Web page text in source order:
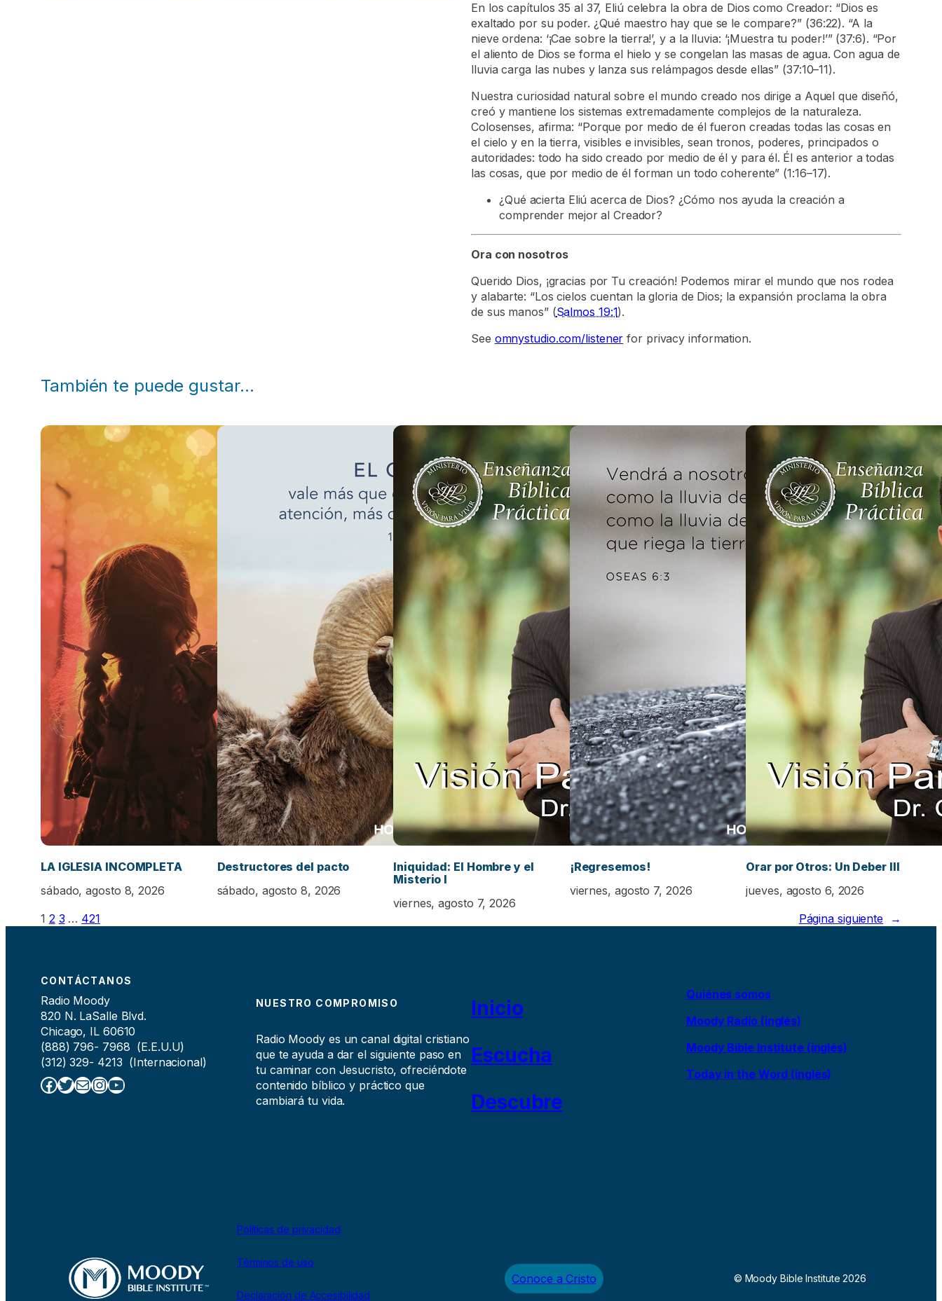
En los capítulos 35 al 37, Eliú celebra la obra de Dios como Creador: “Dios es
exaltado por su poder. ¿Qué maestro hay que se le compare?” (36:22). “A la
nieve ordena: ‘¡Cae sobre la tierra!’, y a la lluvia: ‘¡Muestra tu poder!’” (37:6). “Por
el aliento de Dios se forma el hielo y se congelan las masas de agua. Con agua de
lluvia carga las nubes y lanza sus relámpagos desde ellas” (37:10–11).
Nuestra curiosidad natural sobre el mundo creado nos dirige a Aquel que diseñó,
creó y mantiene los sistemas extremadamente complejos de la naturaleza.
Colosenses, afirma: “Porque por medio de él fueron creadas todas las cosas en
el cielo y en la tierra, visibles e invisibles, sean tronos, poderes, principados o
autoridades: todo ha sido creado por medio de él y para él. Él es anterior a todas
las cosas, que por medio de él forman un todo coherente” (1:16–17).
¿Qué acierta Eliú acerca de Dios? ¿Cómo nos ayuda la creación a
comprender mejor al Creador?
Ora con nosotros
Querido Dios, ¡gracias por Tu creación! Podemos mirar el mundo que nos rodea
y alabarte: “Los cielos cuentan la gloria de Dios; la expansión proclama la obra
de sus manos” (Salmos 19:1).
See omnystudio.com/listener for privacy information.
También te puede gustar…
LA IGLESIA INCOMPLETA
sábado, agosto 8, 2026
Destructores del pacto
sábado, agosto 8, 2026
Iniquidad: El Hombre y el
Misterio I
viernes, agosto 7, 2026
¡Regresemos!
viernes, agosto 7, 2026
Orar por Otros: Un Deber III
jueves, agosto 6, 2026
1 2 3 … 421 Página siguiente →
CONTÁCTANOS
Radio Moody
820 N. LaSalle Blvd.
Chicago, IL 60610
(888) 796- 7968 (E.E.U.U)
(312) 329- 4213 (Internacional)
Facebook Twitter Correo electrónico InstagramYouTube
NUESTRO COMPROMISO
Radio Moody es un canal digital cristiano
que te ayuda a dar el siguiente paso en
tu caminar con Jesucristo, ofreciéndote
contenido bíblico y práctico que
cambiará tu vida.
Inicio
Escucha
Descubre
Quiénes somos
Moody Radio (inglés)
Moody Bible Institute (inglés)
Today in the Word (inglés)
Políticas de privacidad
Términos de uso
Declaración de Accesibilidad
Conoce a Cristo © Moody Bible Institute 2026